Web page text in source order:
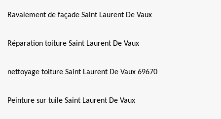
Ravalement de façade Saint Laurent De Vaux
Réparation toiture Saint Laurent De Vaux
nettoyage toiture Saint Laurent De Vaux 69670
Peinture sur tuile Saint Laurent De Vaux